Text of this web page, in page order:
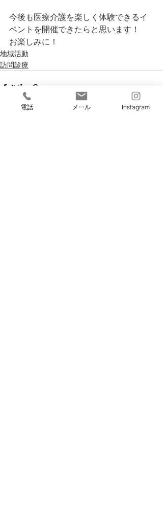
今後も医療介護を楽しく体験できるイ
ベントを開催できたらと思います！
お楽しみに！
地域活動
訪問診療
電話 メール Instagram